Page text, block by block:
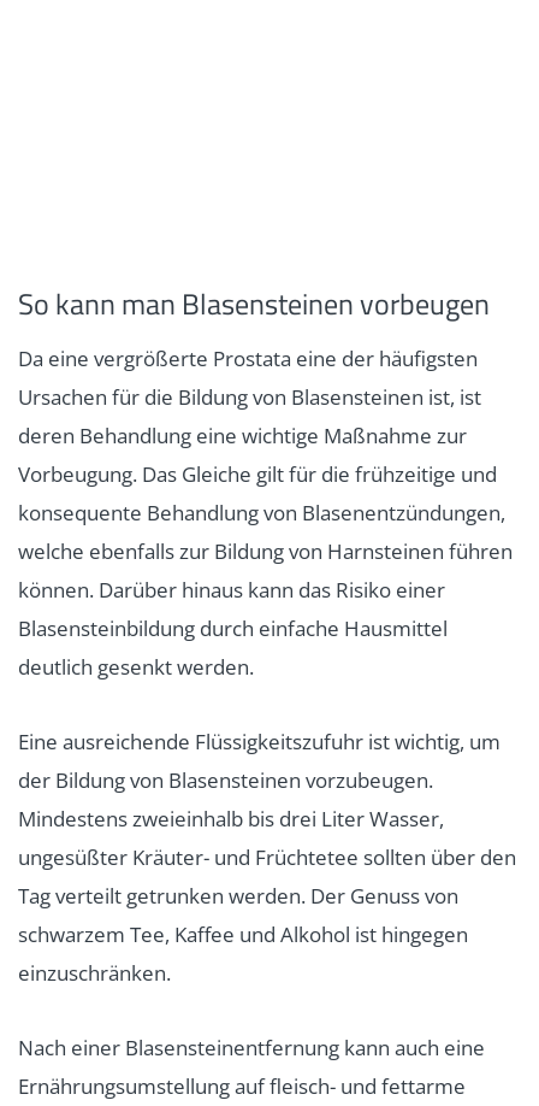
So kann man Blasensteinen vorbeugen
Da eine vergrößerte Prostata eine der häufigsten
Ursachen für die Bildung von Blasensteinen ist, ist
deren Behandlung eine wichtige Maßnahme zur
Vorbeugung. Das Gleiche gilt für die frühzeitige und
konsequente Behandlung von Blasenentzündungen,
welche ebenfalls zur Bildung von Harnsteinen führen
können. Darüber hinaus kann das Risiko einer
Blasensteinbildung durch einfache Hausmittel
deutlich gesenkt werden.
Eine ausreichende Flüssigkeitszufuhr ist wichtig, um
der Bildung von Blasensteinen vorzubeugen.
Mindestens zweieinhalb bis drei Liter Wasser,
ungesüßter Kräuter- und Früchtetee sollten über den
Tag verteilt getrunken werden. Der Genuss von
schwarzem Tee, Kaffee und Alkohol ist hingegen
einzuschränken.
Nach einer Blasensteinentfernung kann auch eine
Ernährungsumstellung auf fleisch- und fettarme